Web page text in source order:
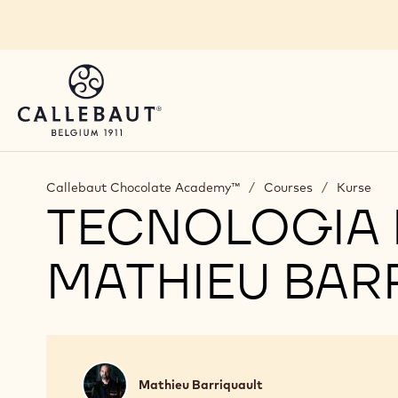
Callebaut Chocolate Academy™ / Courses / Kurse
TECNOLOGIA
MATHIEU
Mathieu
Mathieu Barriquault